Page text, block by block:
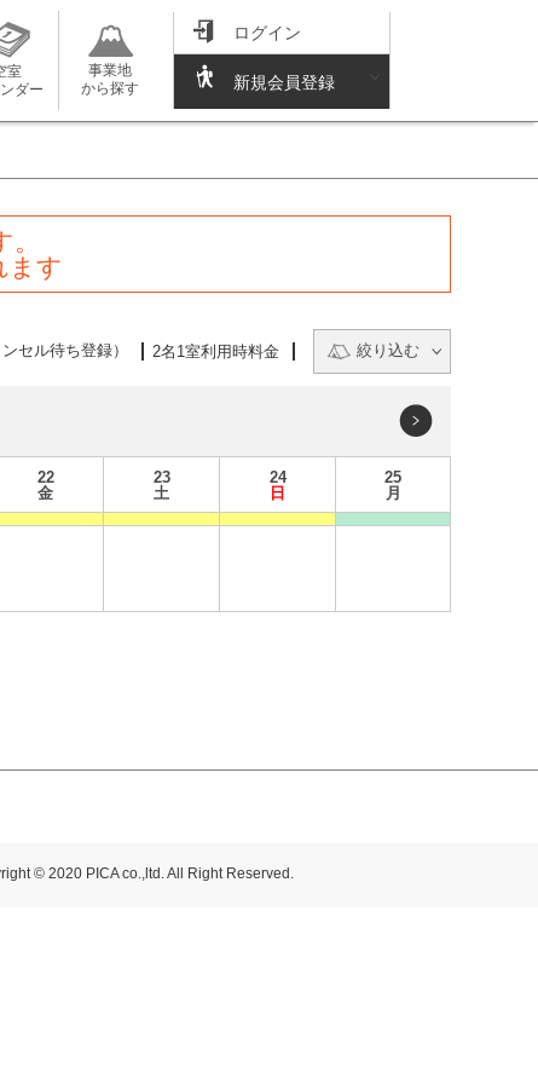
室
ダー
事業地
から探す
ログイン
新規会員登録
ます
セル待ち登録） 2名1室利用時料金 絞り込む
22
金
23
土
24
日
25
月
© 2020 PICA co.,ltd. All Right Reserved.